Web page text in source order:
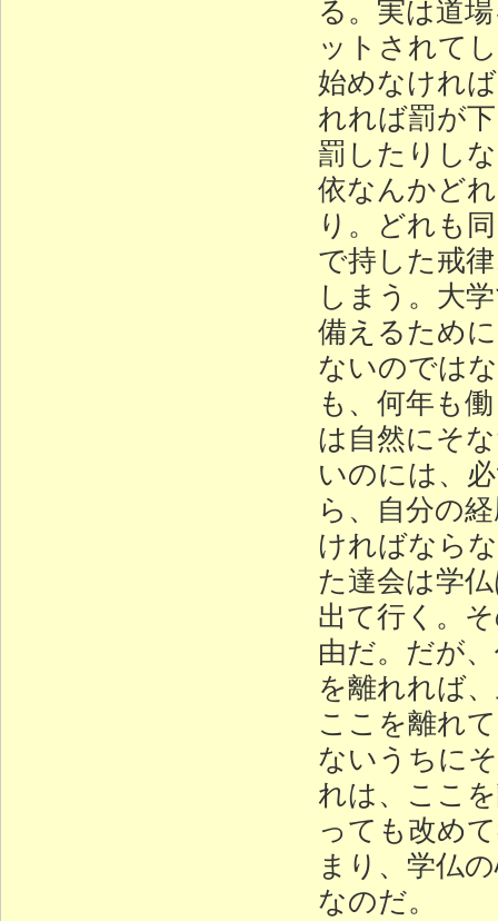
る。実は道
ットされて
始めなけれ
れれば罰が
罰したりし
依なんかど
り。どれも
で持した戒
しまう。大
備えるため
ないのでは
も、何年も
は自然にそ
いのには、
ら、自分の
ければなら
た達会は学
出て行く。
由だ。だが
を離れれば
ここを離れ
ないうちに
れは、ここ
っても改め
まり、学仏
なのだ。